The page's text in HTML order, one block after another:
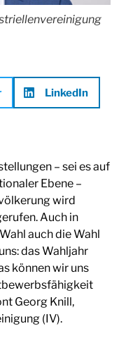
LinkedIn
– sei es auf
Ebene –
wird
Auch in
auch die Wahl
das Wahljahr
können wir uns
Georg Knill,
(IV).